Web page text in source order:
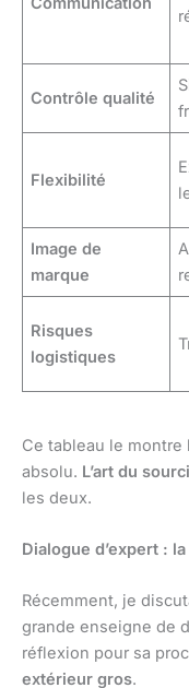
Contrôle qualité
Flexibilité
Image de
marque
Risques
logistiques
Ce tableau le montre
absolu. L’art du
les deux.
Dialogue d’expert :
Récemment, je
grande enseigne de
réflexion pour sa
extérieur gros.